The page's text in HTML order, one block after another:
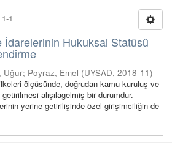
1
İdarelerinin Hukuksal Statüsü
Uğur; Poyraz, Emel (UYSAD, 2018-11)
ölçüsünde, doğrudan kamu kuruluş ve
alışılagelmiş bir durumdur.
yerine getirilişinde özel girişimciliğin de